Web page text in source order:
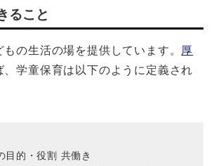
ること
の生活の場を提供しています。 厚
、学童保育は以下のように定義され
的・役割 共働き